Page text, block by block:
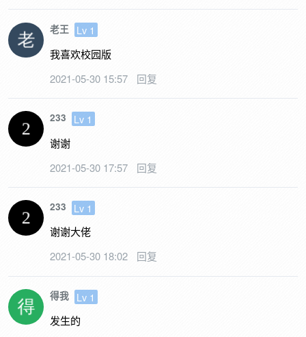
老王
Lv 1
我喜欢校园版
2021-05-30 15:57
回复
233
Lv 1
谢谢
2021-05-30 17:57
回复
233
Lv 1
谢谢大佬
2021-05-30 18:02
回复
得我
Lv 1
发生的